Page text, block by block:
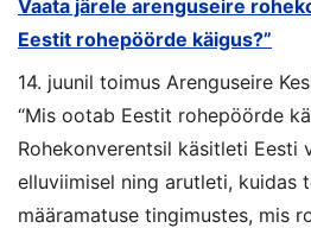
Vaata järele arenguseire
Eestit rohepöörde käigus?”
14. juunil toimus Arenguseire
“Mis ootab Eestit rohepöörde
Rohekonverentsil käsitleti Eesti
elluviimisel ning arutleti, kuidas
määramatuse tingimustes, mis